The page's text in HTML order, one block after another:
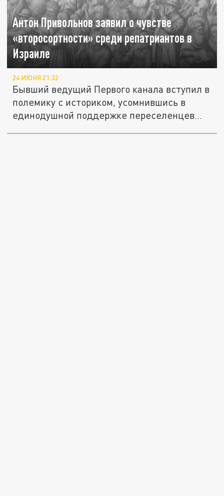
Антон Привольнов заявил о чувстве
«второсортности» среди репатриантов в
Израиле
24 ИЮНЯ 21:32
Бывший ведущий Первого канала вступил в
полемику с историком, усомнившись в
единодушной поддержке переселенцев...